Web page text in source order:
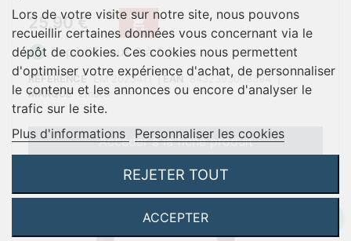
Prix
25,90 € TTC

 Expédié sous 3 à 5 jours
RÉFÉRENCE EM 2023411 | EAN 8432393008394 |
MARQUE Emuca
Accéder à la fiche produit
Lors de votre visite sur notre site, nous pouvons
recueillir certaines données vous concernant via le
dépôt de cookies. Ces cookies nous permettent
d'optimiser votre expérience d'achat, de personnaliser
le contenu et les annonces ou encore d'analyser le
trafic sur le site.
Plus d'informations
Personnaliser les cookies
REJETER TOUT
ACCEPTER